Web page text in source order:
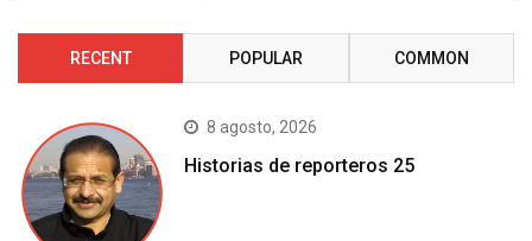
RECENT POPULAR COMMON
8 agosto, 2026
Historias de reporteros 25